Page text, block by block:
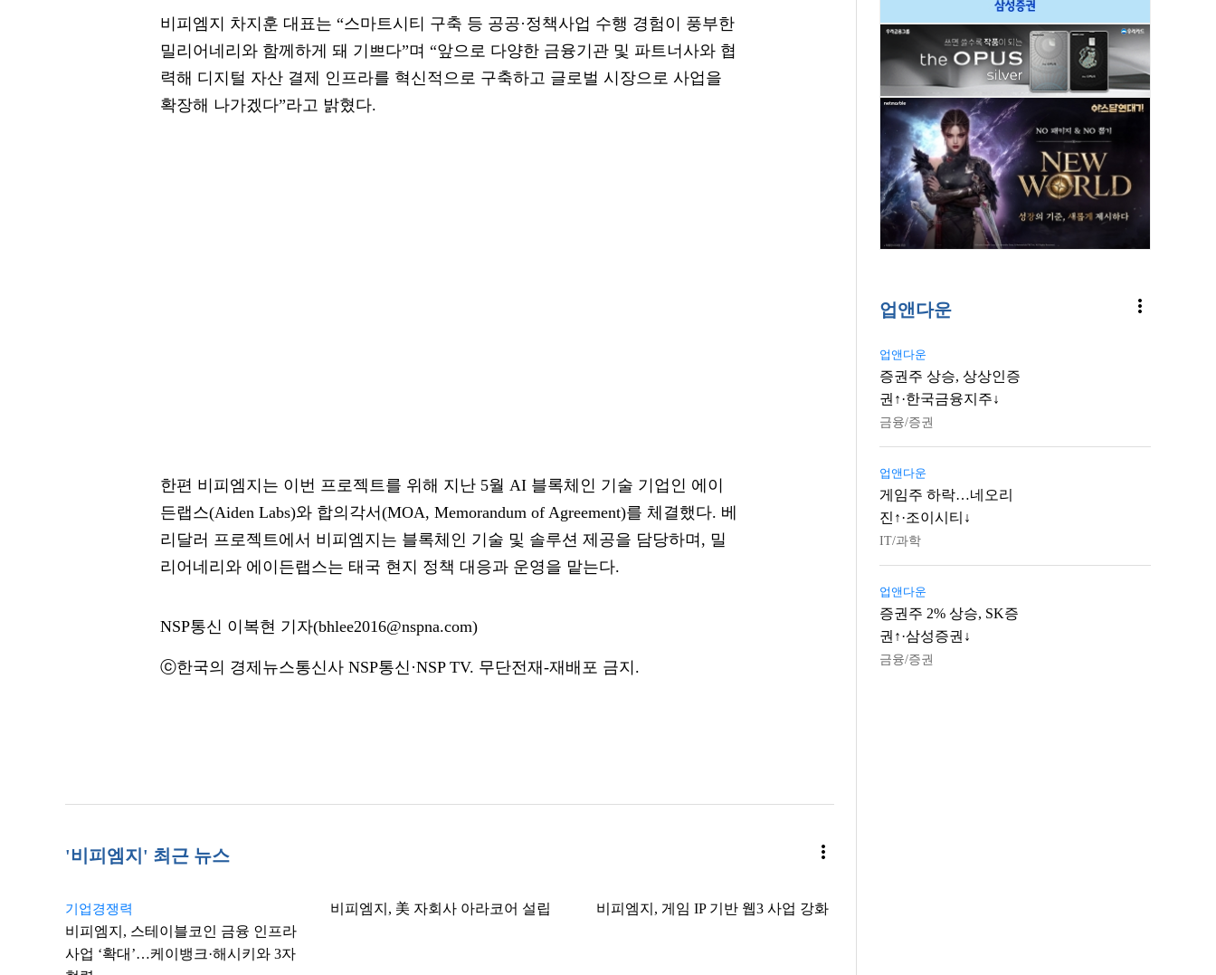
비피엠지 차지훈 대표는 “스마트시티 구축 등 공공·정책사업 수행 경험이 풍부한
밀리어네리와 함께하게 돼 기쁘다”며 “앞으로 다양한 금융기관 및 파트너사와 협
력해 디지털 자산 결제 인프라를 혁신적으로 구축하고 글로벌 시장으로 사업을
확장해 나가겠다”라고 밝혔다.
한편 비피엠지는 이번 프로젝트를 위해 지난 5월 AI 블록체인 기술 기업인 에이
든랩스(Aiden Labs)와 합의각서(MOA, Memorandum of Agreement)를 체결했다. 베
리달러 프로젝트에서 비피엠지는 블록체인 기술 및 솔루션 제공을 담당하며, 밀
리어네리와 에이든랩스는 태국 현지 정책 대응과 운영을 맡는다.
NSP통신 이복현 기자(bhlee2016@nspna.com)
ⓒ한국의 경제뉴스통신사 NSP통신·NSP TV. 무단전재-재배포 금지.
'비피엠지' 최근 뉴스 more_vert
기업경쟁력
비피엠지, 스테이블코인 금융 인프라
사업 ‘확대’…케이뱅크·해시키와 3자
비피엠지, 美 자회사 아라코어 설립 비피엠지, 게임 IP 기반 웹3 사업 강화
업앤다운 more_vert
업앤다운
증권주 상승, 상상인증
권↑·한국금융지주↓
금융/증권
업앤다운
게임주 하락…네오리
진↑·조이시티↓
IT/과학
업앤다운
증권주 2% 상승, SK증
권↑·삼성증권↓
금융/증권